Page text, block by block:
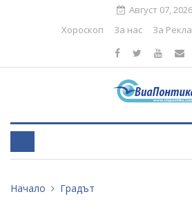
Август 07, 2026
Хороскоп
За нас За
Начало Градът